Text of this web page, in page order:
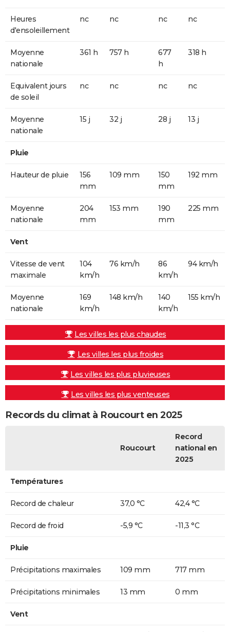
Heures
d'ensoleillement
nc nc nc nc
Moyenne
nationale
361 h 757 h
677
h
318 h
Equivalent jours
de soleil
nc nc nc nc
Moyenne
nationale
15 j 32 j 28 j 13 j
Pluie
Hauteur de pluie
156
mm
109 mm
150
mm
192 mm
Moyenne
nationale
204
mm
153 mm
190
mm
225 mm
Vent
Vitesse de vent
maximale
104
km/h
76 km/h
86
km/h
94 km/h
Moyenne
nationale
169
km/h
148 km/h
140
km/h
155 km/h
Les villes les plus chaudes
Les villes les plus froides
Les villes les plus pluvieuses
Les villes les plus venteuses
Records du climat à Roucourt en 2025
Roucourt
Record
national en
2025
Températures
Record de chaleur 37,0 °C 42,4 °C
Record de froid -5,9 °C -11,3 °C
Pluie
Précipitations maximales 109 mm 717 mm
Précipitations minimales 13 mm 0 mm
Vent